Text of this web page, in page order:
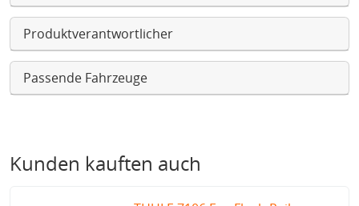
Produktverantwortlicher
Passende Fahrzeuge
Kunden kauften auch